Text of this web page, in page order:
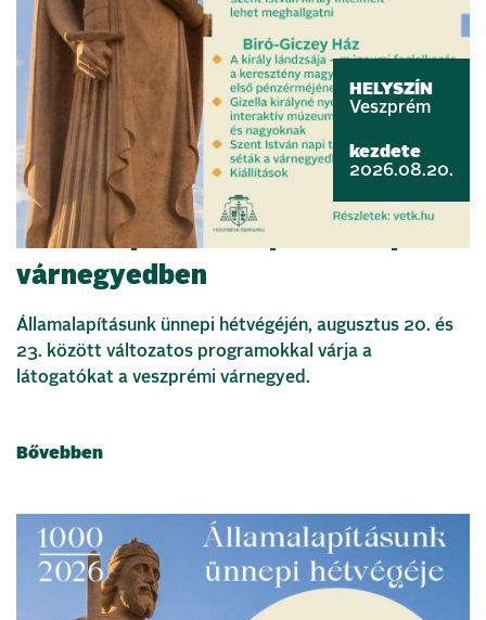
HELYSZÍN
Veszprém
kezdete
2026.08.20.
Államalapítás ünnepe a veszprémi
várnegyedben
Államalapításunk ünnepi hétvégéjén, augusztus 20. és
23. között változatos programokkal várja a
látogatókat a veszprémi várnegyed.
Bővebben